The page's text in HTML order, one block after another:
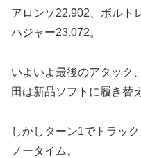
アロンソ22.902、ボルト
ハジャー23.072。
いよいよ最後のアタック
田は新品ソフトに履き替
しかしターン1でトラッ
ノータイム。